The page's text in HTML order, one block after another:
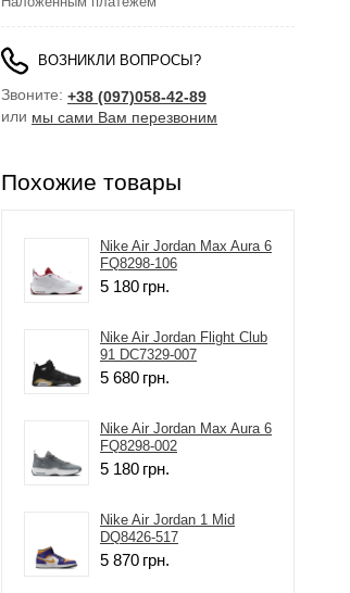
ВОЗНИКЛИ ВОПРОСЫ?
Звоните: +38 (097)058-42-89
или мы сами Вам перезвоним
Похожие товары
Nike Air Jordan Max Aura 6
FQ8298-106
5 180 грн.
Nike Air Jordan Flight Club
91 DC7329-007
5 680 грн.
Nike Air Jordan Max Aura 6
FQ8298-002
5 180 грн.
Nike Air Jordan 1 Mid
DQ8426-517
5 870 грн.